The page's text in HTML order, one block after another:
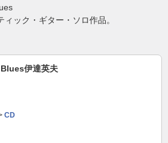
ック・ギター・ソロ作品。
伊達英夫
CD